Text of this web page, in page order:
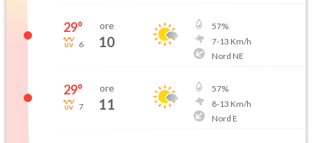
29°
6
ore
10
57%
7-13 Km/h
Nord NE
29°
7
ore
11
57%
8-13 Km/h
Nord E